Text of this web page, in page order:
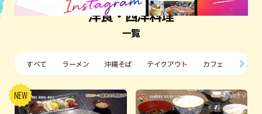
洋食・西洋料理
一覧
すべて ラーメン 沖縄そば テイクアウト カフェ すし・